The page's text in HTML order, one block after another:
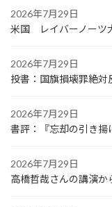
2026年7月29日
米国 レイバーノーツ
2026年7月29日
投書：国旗損壊罪絶対
2026年7月29日
書評：『忘却の引き揚
2026年7月29日
高橋哲哉さんの講演か